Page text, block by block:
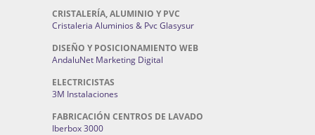
CRISTALERÍA, ALUMINIO Y PVC
Cristaleria Aluminios & Pvc Glasysur
DISEÑO Y POSICIONAMIENTO WEB
AndaluNet Marketing Digital
ELECTRICISTAS
3M Instalaciones
FABRICACIÓN CENTROS DE LAVADO
Iberbox 3000